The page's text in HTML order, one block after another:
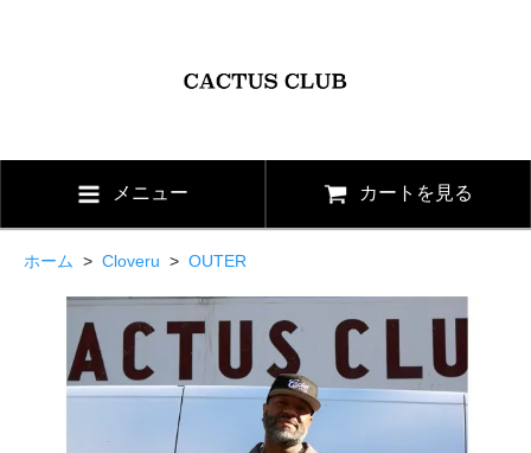
メニュー カートを見る
ホーム > Cloveru > OUTER